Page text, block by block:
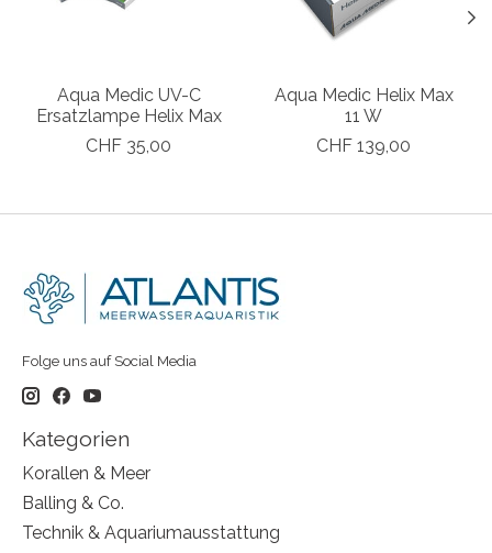
Aqua Medic UV-C
Ersatzlampe Helix Max
CHF 35,00
Aqua Medic Helix Max
11 W
CHF 139,00
Folge uns auf Social Media
Kategorien
Korallen & Meer
Balling & Co.
Technik & Aquariumausstattung